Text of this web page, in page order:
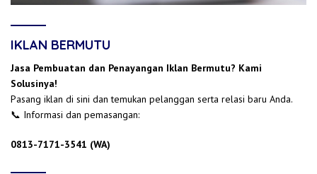
IKLAN BERMUTU
Jasa Pembuatan dan Penayangan Iklan Bermutu? Kami
Solusinya!
Pasang iklan di sini dan temukan pelanggan serta relasi baru Anda.
📞 Informasi dan pemasangan:
0813-7171-3541 (WA)